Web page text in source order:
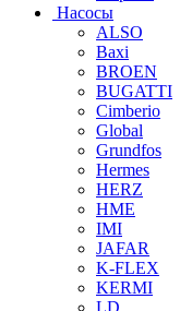
Насосы
ALSO
Baxi
BROEN
BUGATTI
Cimberio
Global
Grundfos
Hermes
HERZ
HME
IMI
JAFAR
K-FLEX
KERMI
LD